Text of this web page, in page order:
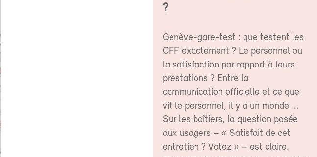
?
Genève-gare-test : que testent les
CFF exactement ? Le personnel ou
la satisfaction par rapport à leurs
prestations ? Entre la
communication officielle et ce que
vit le personnel, il y a un monde …
Sur les boîtiers, la question posée
aux usagers – « Satisfait de cet
entretien ? Votez » – est claire.